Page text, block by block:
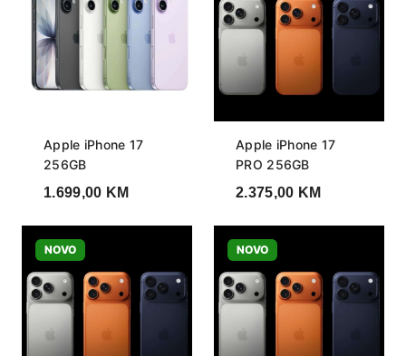
Apple iPhone 17
256GB
1.699,00 KM
Apple iPhone 17
PRO 256GB
2.375,00 KM
NOVO NOVO